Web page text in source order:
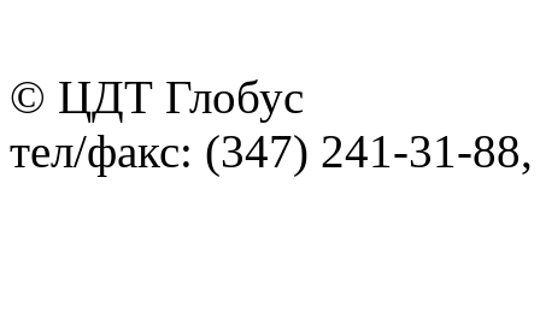
© ЦДТ Глобус
тел/факс: (347) 241-31-